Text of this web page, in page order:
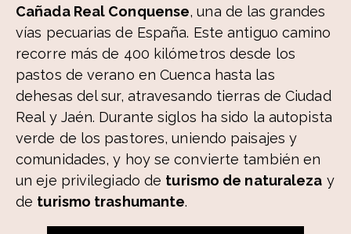
Cañada Real Conquense, una de las grandes
vías pecuarias de España. Este antiguo camino
recorre más de 400 kilómetros desde los
pastos de verano en Cuenca hasta las
dehesas del sur, atravesando tierras de Ciudad
Real y Jaén. Durante siglos ha sido la autopista
verde de los pastores, uniendo paisajes y
comunidades, y hoy se convierte también en
un eje privilegiado de turismo de naturaleza y
de turismo trashumante.